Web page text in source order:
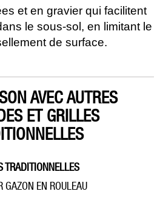
et en gravier qui facilitent
le sous-sol, en limitant le
de surface.
AVEC AUTRES
ET GRILLES
TRADITIONNELLES
GAZON EN ROULEAU